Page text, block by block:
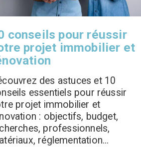
conseils pour réussir
projet immobilier et
des astuces et 10
essentiels pour réussir
projet immobilier et
: objectifs, budget,
professionnels,
réglementation...